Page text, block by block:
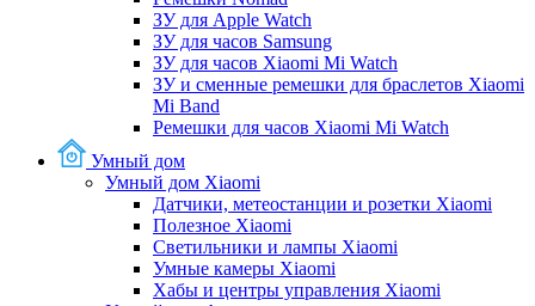
ЗУ для Apple Watch
ЗУ для часов Samsung
ЗУ для часов Xiaomi Mi Watch
ЗУ и сменные ремешки для браслетов Xiaomi
Mi Band
Ремешки для часов Xiaomi Mi Watch
Умный дом
Умный дом Xiaomi
Датчики, метеостанции и розетки Xiaomi
Полезное Xiaomi
Светильники и лампы Xiaomi
Умные камеры Xiaomi
Хабы и центры управления Xiaomi